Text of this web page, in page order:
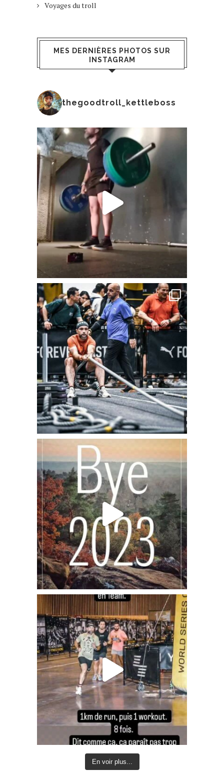
Voyages du troll
MES DERNIÈRES PHOTOS SUR
INSTAGRAM
thegoodtroll_kettleboss
En voir plus...